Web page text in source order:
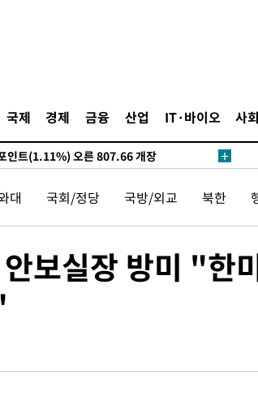
국제 경제 금융 산업 IT·바이오 사회
에 "저강도 대응…이건 체스게임"
선 용산역 상행선 무정차 통과 종료
오전 9시 1410.3원
인트(0.76%) 오른 6306.33 개장
위 지속…강원·경상권 오전 비
러작전으로 남서부의 무장세력 소탕전..15
자들에게 약속이행과 방해금지 촉구
에 "저강도 대응…이건 체스게임"
선 용산역 상행선 무정차 통과 종료
전 9시 1410.3원
인트(0.76%) 오른 6306.33 개장
대 국회/정당 국방/외교 북한
보실장 방미 "한